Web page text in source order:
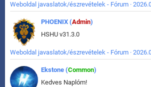
Weboldal javaslatok/észrevételek - Fórum ·
PHOENIX (Admin)
HSHU v31.3.0
Weboldal javaslatok/észrevételek - Fórum ·
Ekstone (Common)
Kedves Naplóm!